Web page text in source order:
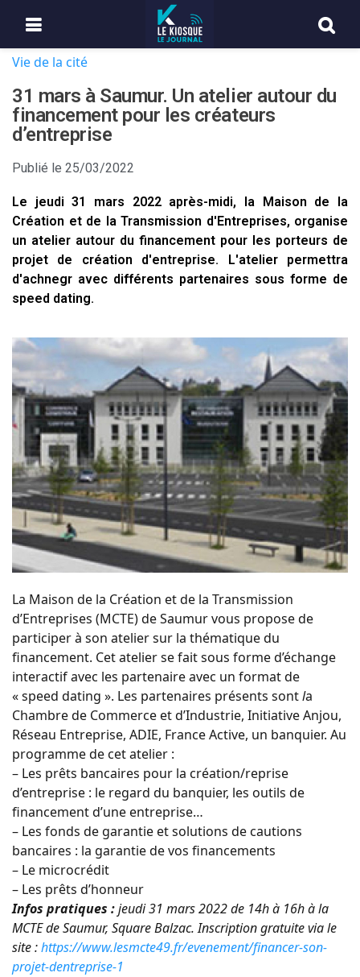
Vie de la cité
31 mars à Saumur. Un atelier autour du
financement pour les créateurs
d’entreprise
Publié le 25/03/2022
Le jeudi 31 mars 2022 après-midi, la Maison de la
Création et de la Transmission d'Entreprises, organise
un atelier autour du financement pour les porteurs de
projet de création d'entreprise. L'atelier permettra
d'achnegr avec différents partenaires sous forme de
speed dating.
La Maison de la Création et de la Transmission
d’Entreprises (MCTE) de Saumur vous propose de
participer à son atelier sur la thématique du
financement. Cet atelier se fait sous forme d’échange
interactif avec les partenaire avec un format de
« speed dating ». Les partenaires présents sontla
Chambre de Commerce et d’Industrie, Initiative Anjou,
Réseau Entreprise, ADIE, France Active, un banquier. Au
programme de cet atelier :
– Les prêts bancaires pour la création/reprise
d’entreprise : le regard du banquier, les outils de
financement d’une entreprise…
– Les fonds de garantie et solutions de cautions
bancaires : la garantie de vos financements
– Le microcrédit
– Les prêts d’honneur
Infos pratiques :jeudi 31 mars 2022 de 14h à 16h à la
MCTE de Saumur, Square Balzac. Inscription gratuite via le
site :https://www.lesmcte49.fr/evenement/financer-son-
projet-dentreprise-1